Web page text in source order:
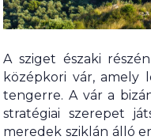
A sziget északi
középkori vár, amely
tengerre. A vár a
stratégiai szerepet
meredek sziklán álló